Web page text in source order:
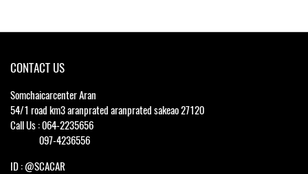
CONTACT US
Somchaicarcenter Aran
54/1 road km3 aranprated aranprated sakeao 27120
Call Us : 064-2235656
097-4236556
ID : @SCACAR